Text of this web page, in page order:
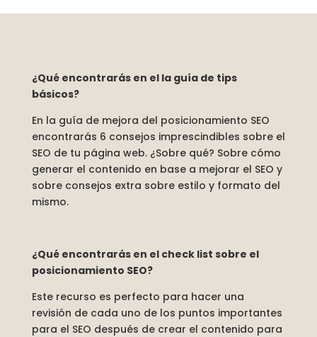
¿Qué encontrarás en el la guía de tips
básicos?
En la guía de mejora del posicionamiento SEO
encontrarás 6 consejos imprescindibles sobre el
SEO de tu página web. ¿Sobre qué? Sobre cómo
generar el contenido en base a mejorar el SEO y
sobre consejos extra sobre estilo y formato del
mismo.
¿Qué encontrarás en el check list sobre el
posicionamiento SEO?
Este recurso es perfecto para hacer una
revisión de cada uno de los puntos importantes
para el SEO después de crear el contenido para